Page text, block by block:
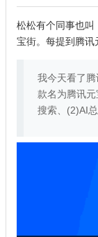
松松有个同事也叫
宝街。每提到腾讯
我今天看了
款名为腾讯
搜索、(2)AI